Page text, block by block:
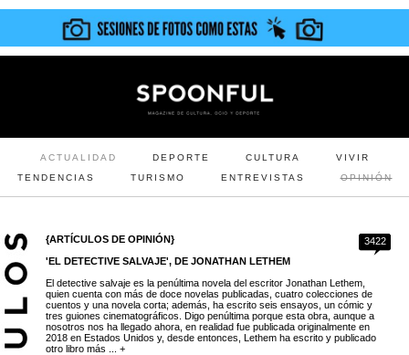
ACTUALIDAD DEPORTE CULTURA
VIVIR
TENDENCIAS
TURISMO ENTREVISTAS OPINIÓN
3422
{ARTÍCULOS DE OPINIÓN}
'EL DETECTIVE SALVAJE', DE JONATHAN LETHEM
El detective salvaje es la penúltima novela del escritor Jonathan Lethem,
quien cuenta con más de doce novelas publicadas, cuatro colecciones de
cuentos y una novela corta; además, ha escrito seis ensayos, un cómic y
tres guiones cinematográficos. Digo penúltima porque esta obra, aunque a
nosotros nos ha llegado ahora, en realidad fue publicada originalmente en
2018 en Estados Unidos y, desde entonces, Lethem ha escrito y publicado
otro libro más ... +